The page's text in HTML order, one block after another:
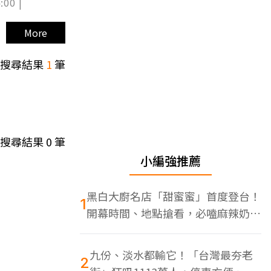
More
搜尋結果 1筆
搜尋結果0筆
小編強推薦
1黑白大廚名店「甜蜜蜜」首度登台！
開幕時間、地點搶看，必嗑麻辣奶油
蝦
2九份、淡水都輸它！「台灣最夯老